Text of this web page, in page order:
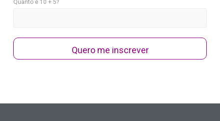
Quanto é 10 + 5?
Quero me inscrever